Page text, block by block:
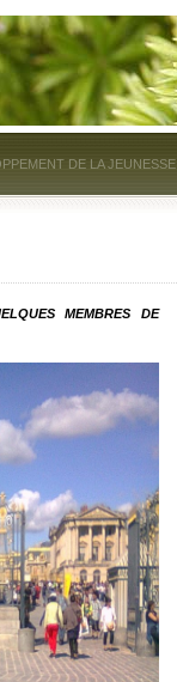
DE LA JEUNESSE.
MEMBRES DE